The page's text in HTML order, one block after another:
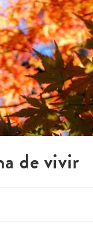
de vivir